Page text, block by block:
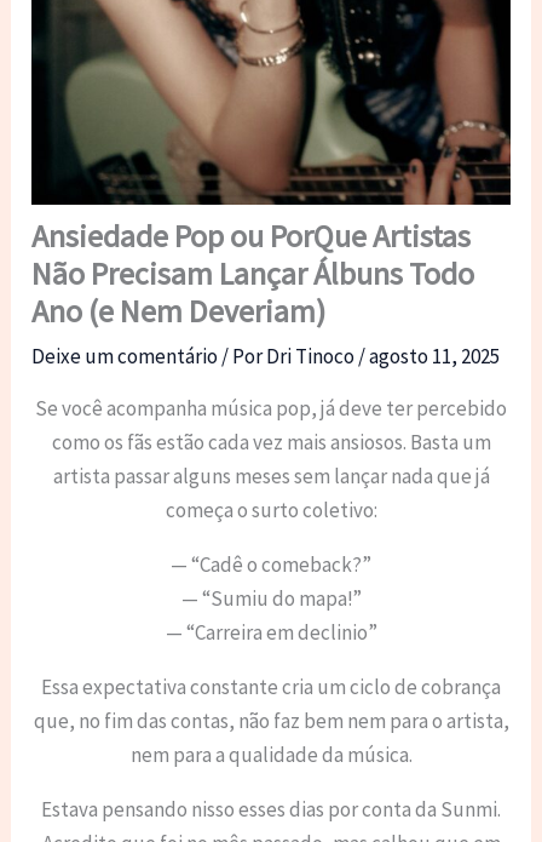
Ansiedade Pop ou PorQue Artistas
Não Precisam Lançar Álbuns Todo
Ano (e Nem Deveriam)
Deixe um comentário/ PorDri Tinoco/agosto 11, 2025
Se você acompanha música pop, já deve ter percebido
como os fãs estão cada vez mais ansiosos. Basta um
artista passar alguns meses sem lançar nada que já
começa o surto coletivo:
— “Cadê o comeback?”
— “Sumiu do mapa!”
— “Carreira em declinio”
Essa expectativa constante cria um ciclo de cobrança
que, no fim das contas, não faz bem nem para o artista,
nem para a qualidade da música.
Estava pensando nisso esses dias por conta da Sunmi.